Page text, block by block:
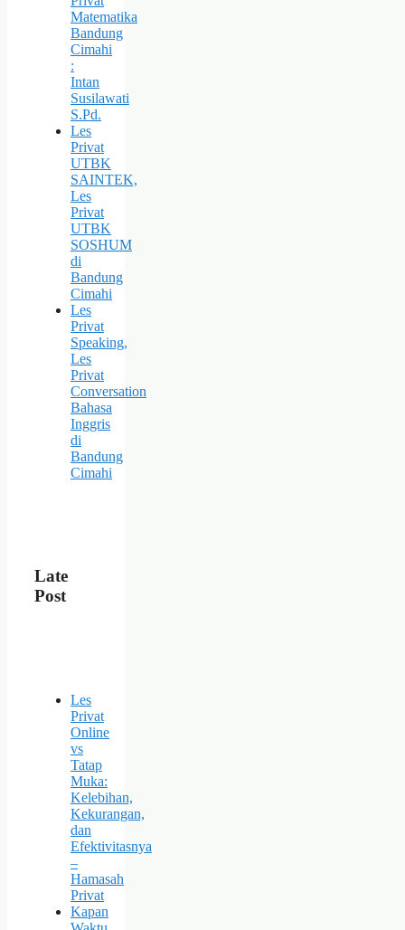
Matematika
Bandung
Cimahi
:
Intan
Susilawati
S.Pd.
Les
Privat
UTBK
SAINTEK,
Les
Privat
UTBK
SOSHUM
di
Bandung
Cimahi
Les
Privat
Speaking,
Les
Privat
Conversation
Bahasa
Inggris
di
Bandung
Cimahi
Late
Post
Les
Privat
Online
vs
Tatap
Muka:
Kelebihan,
Kekurangan,
dan
Efektivitasnya
–
Hamasah
Privat
Kapan